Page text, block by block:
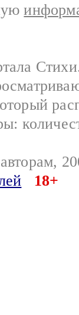
18+